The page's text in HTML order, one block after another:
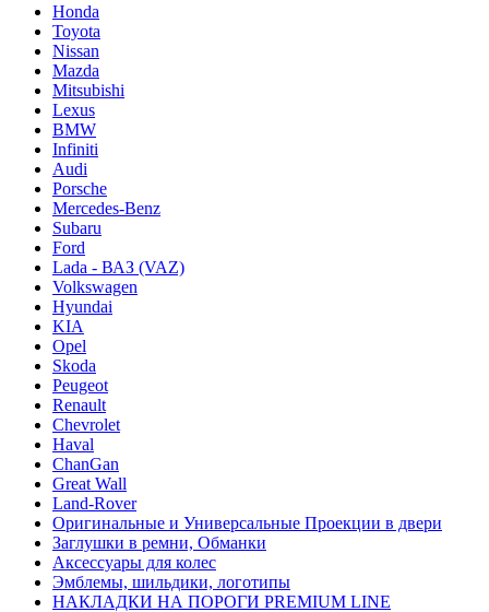
Honda
Toyota
Nissan
Mazda
Mitsubishi
Lexus
BMW
Infiniti
Audi
Porsche
Mercedes-Benz
Subaru
Ford
Lada - ВАЗ (VAZ)
Volkswagen
Hyundai
KIA
Opel
Skoda
Peugeot
Renault
Chevrolet
Haval
ChanGan
Great Wall
Land-Rover
Оригинальные и Универсальные Проекции в двери
Заглушки в ремни, Обманки
Аксессуары для колес
Эмблемы, шильдики, логотипы
НАКЛАДКИ НА ПОРОГИ PREMIUM LINE